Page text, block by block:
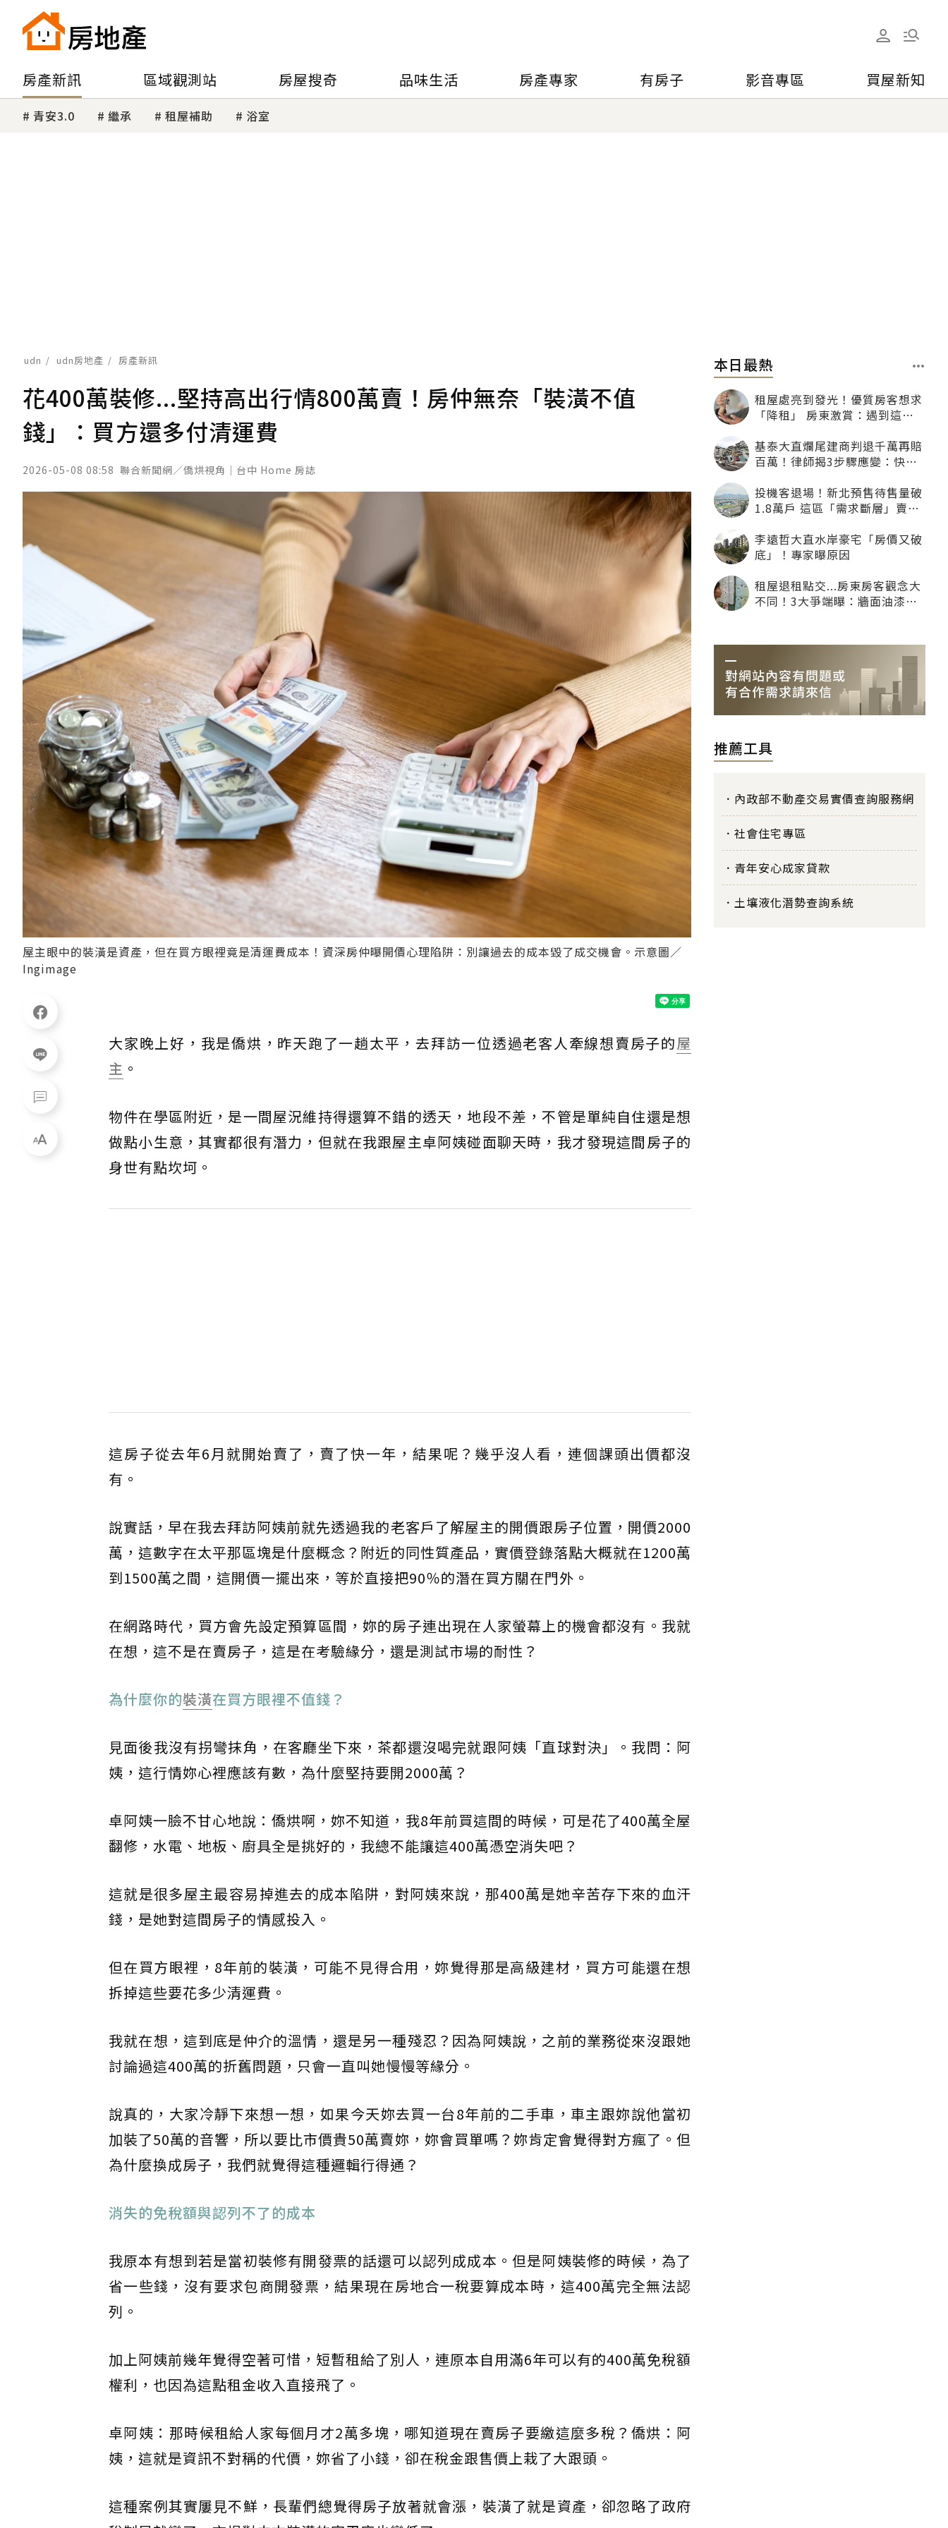
房產新訊 區域觀測站 房屋搜奇 品味生活 房產專家 有房子 影音專區 買屋新知
青安3.0 繼承 租屋補助 浴室
udn udn房地產 房產新訊
花400萬裝修...堅持高出行情800萬賣！房仲無奈「裝潢不值
錢」：買方還多付清運費
2026-05-08 08:58 聯合新聞網／僑烘視角｜台中 Home 房誌
屋主眼中的裝潢是資產，但在買方眼裡竟是清運費成本！資深房仲曝開價心理陷阱：別讓過去的成本毀了成交機會。示意圖／
Ingimage
大家晚上好，我是僑烘，昨天跑了一趟太平，去拜訪一位透過老客人牽線想賣房子的屋
主 。
物件在學區附近，是一間屋況維持得還算不錯的透天，地段不差，不管是單純自住還是想
做點小生意，其實都很有潛力，但就在我跟屋主卓阿姨碰面聊天時，我才發現這間房子的
身世有點坎坷。
這房子從去年6月就開始賣了，賣了快一年，結果呢？幾乎沒人看，連個課頭出價都沒
有。
說實話，早在我去拜訪阿姨前就先透過我的老客戶了解屋主的開價跟房子位置，開價2000
萬，這數字在太平那區塊是什麼概念？附近的同性質產品，實價登錄落點大概就在1200萬
到1500萬之間，這開價一擺出來，等於直接把90％的潛在買方關在門外。
在網路時代，買方會先設定預算區間，妳的房子連出現在人家螢幕上的機會都沒有。我就
在想，這不是在賣房子，這是在考驗緣分，還是測試市場的耐性？
為什麼你的裝潢在買方眼裡不值錢？
見面後我沒有拐彎抹角，在客廳坐下來，茶都還沒喝完就跟阿姨「直球對決」。我問：阿
姨，這行情妳心裡應該有數，為什麼堅持要開2000萬？
卓阿姨一臉不甘心地說：僑烘啊，妳不知道，我8年前買這間的時候，可是花了400萬全屋
翻修，水電、地板、廚具全是挑好的，我總不能讓這400萬憑空消失吧？
這就是很多屋主最容易掉進去的成本陷阱，對阿姨來說，那400萬是她辛苦存下來的血汗
錢，是她對這間房子的情感投入。
但在買方眼裡，8年前的裝潢，可能不見得合用，妳覺得那是高級建材，買方可能還在想
拆掉這些要花多少清運費。
我就在想，這到底是仲介的溫情，還是另一種殘忍？因為阿姨說，之前的業務從來沒跟她
討論過這400萬的折舊問題，只會一直叫她慢慢等緣分。
說真的，大家冷靜下來想一想，如果今天妳去買一台8年前的二手車，車主跟妳說他當初
加裝了50萬的音響，所以要比市價貴50萬賣妳，妳會買單嗎？妳肯定會覺得對方瘋了。但
為什麼換成房子，我們就覺得這種邏輯行得通？
消失的免稅額與認列不了的成本
我原本有想到若是當初裝修有開發票的話還可以認列成成本。但是阿姨裝修的時候，為了
省一些錢，沒有要求包商開發票，結果現在房地合一稅要算成本時，這400萬完全無法認
列。
加上阿姨前幾年覺得空著可惜，短暫租給了別人，連原本自用滿6年可以有的400萬免稅額
權利，也因為這點租金收入直接飛了。
卓阿姨：那時候租給人家每個月才2萬多塊，哪知道現在賣房子要繳這麼多稅？僑烘：阿
姨，這就是資訊不對稱的代價，妳省了小錢，卻在稅金跟售價上栽了大跟頭。
這種案例其實屢見不鮮，長輩們總覺得房子放著就會漲，裝潢了就是資產，卻忽略了政府
本日最熱
租屋處亮到發光！優質房客想求
「降租」 房東激賞：遇到這種
基泰大直爛尾建商判退千萬再賠
百萬！律師揭3步驟應變：快通
投機客退場！新北預售待售量破
1.8萬戶 這區「需求斷層」賣壓
李遠哲大直水岸豪宅「房價又破
底」！專家曝原因
租屋退租點交...房東房客觀念大
不同！3大爭端曝：牆面油漆、
推薦工具
內政部不動產交易實價查詢服務網
社會住宅專區
青年安心成家貸款
土壤液化潛勢查詢系統